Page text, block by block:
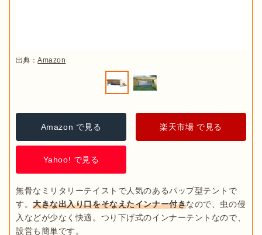
出典：Amazon
Amazon で見る 楽天市場 で見る
Yahoo! で見る
無骨なミリタリーテイストで人気のあるパップ型テントで
す。大きな出入り口をそなえたインナー付きなので、虫の侵
入などが少なく快適。つり下げ式のインナーテントなので、